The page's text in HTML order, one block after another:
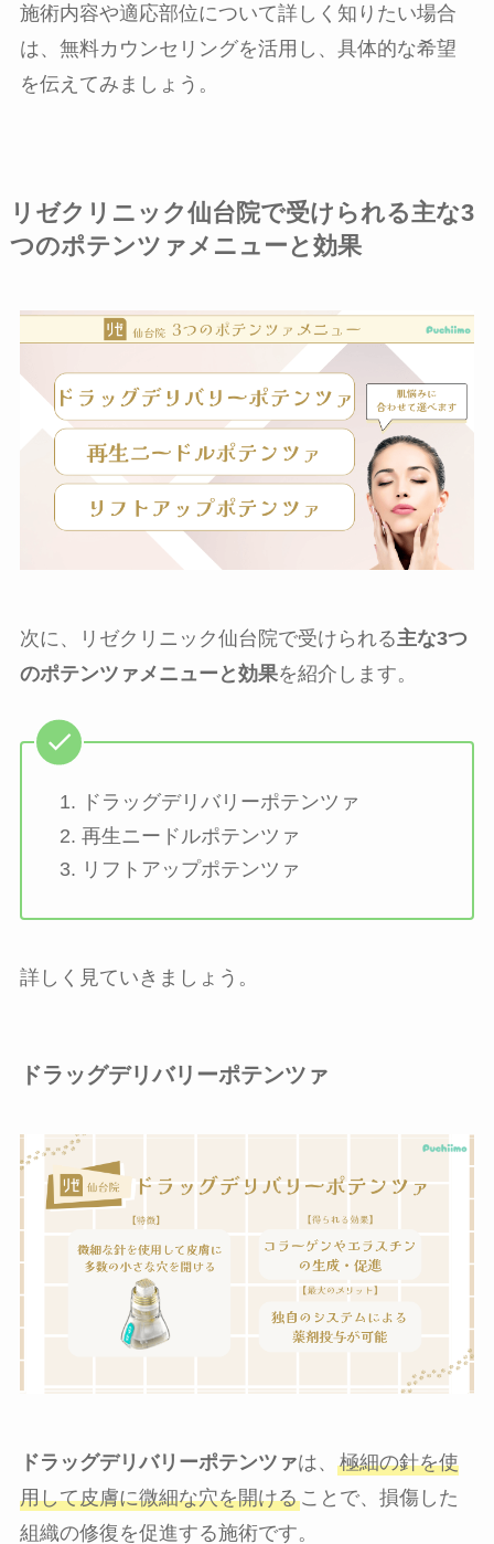
施術内容や適応部位について詳しく知りたい場合
は、無料カウンセリングを活用し、具体的な希望
を伝えてみましょう。
リゼクリニック仙台院で受けられる主な3
つのポテンツァメニューと効果
次に、リゼクリニック仙台院で受けられる主な3つ
のポテンツァメニューと効果を紹介します。
ドラッグデリバリーポテンツァ
再生ニードルポテンツァ
リフトアップポテンツァ
詳しく見ていきましょう。
ドラッグデリバリーポテンツァ
ドラッグデリバリーポテンツァは、 極細の針を使
用して皮膚に微細な穴を開けることで、損傷した
組織の修復を促進する施術です。